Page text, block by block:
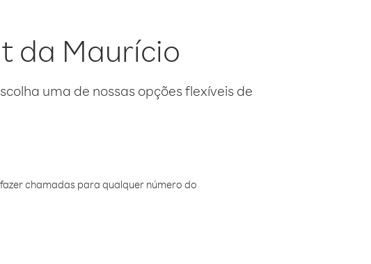
da Maurício
uma de nossas opções flexíveis de
chamadas para qualquer número do